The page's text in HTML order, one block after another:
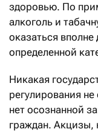
здоровью. По
алкоголь и
оказаться
определенной
Никакая
регулирования
нет осознанной
граждан. Акцизы,